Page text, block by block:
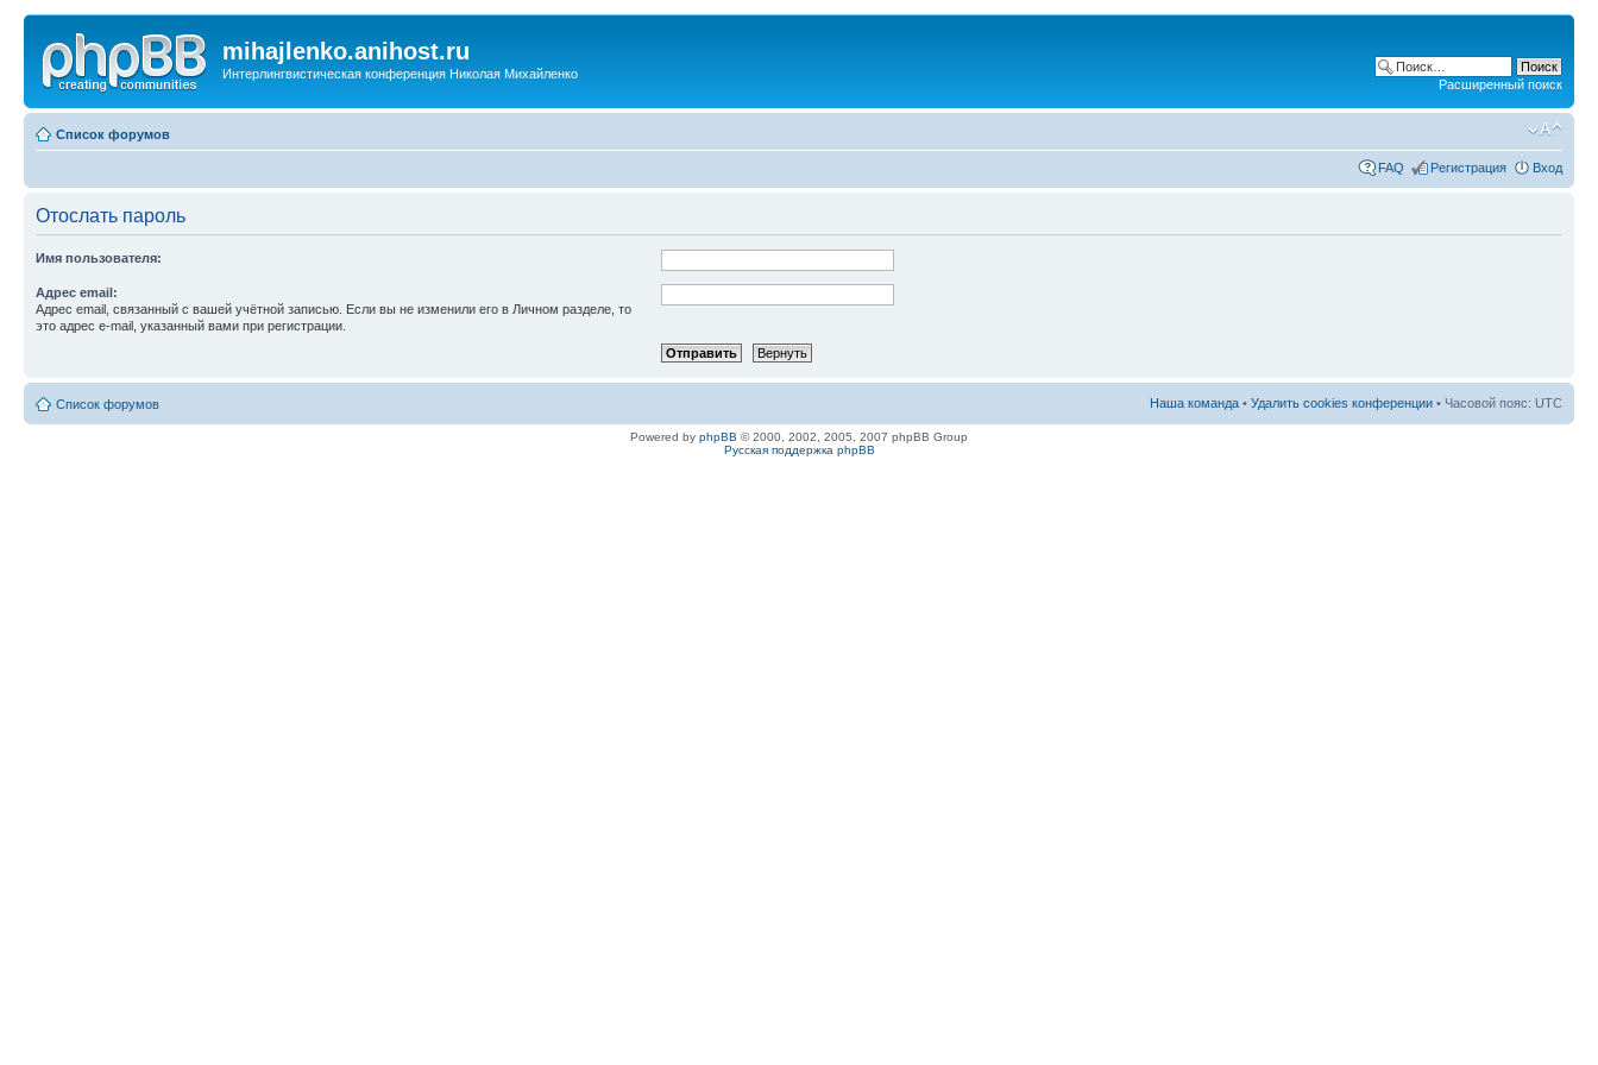
mihajlenko.anihost.ru
Интерлингвистическая конференция Николая Михайленко
Расширенный поиск
Список форумов
FAQ Регистрация Вход
Отослать пароль
Имя пользователя:
Адрес email:
Адрес email, связанный с вашей учётной записью. Если вы не изменили его в Личном разделе, то
это адрес e-mail, указанный вами при регистрации.
Список форумов Наша команда • Удалить cookies конференции • Часовой пояс: UTC
Powered by phpBB © 2000, 2002, 2005, 2007 phpBB Group
Русская поддержка phpBB